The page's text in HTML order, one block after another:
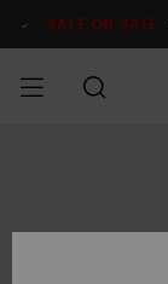
Productinformatie
SALE ON SALE
JONGENS